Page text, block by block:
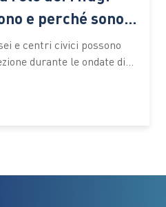
e perché sono
e centri civici possono
durante le ondate di
queste reti urbane,
persone più vulnerabili e